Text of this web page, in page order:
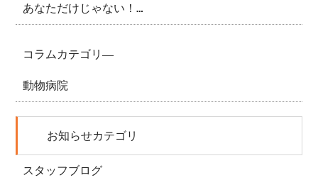
あなただけじゃない！…
コラムカテゴリ―
動物病院
お知らせカテゴリ
スタッフブログ